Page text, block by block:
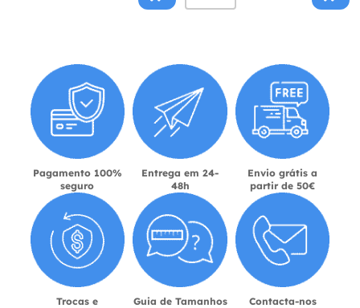
Pagamento 100%
seguro
Entrega em 24-
48h
Envio grátis a
partir de 50€
Trocas e
Guia de Tamanhos Contacta-nos